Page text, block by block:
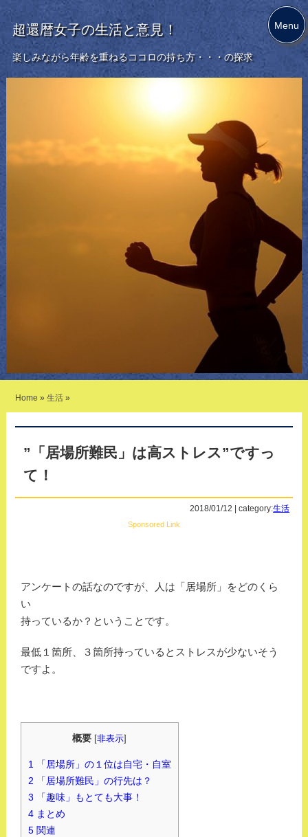
超還暦女子の生活と意見！
楽しみながら年齢を重ねるココロの持ち方・・・の探求
Home » 生活 »
”「居場所難民」は高ストレス”ですっ
て！
2018/01/12 | category:生活
Sponsored Link
アンケートの話なのですが、人は「居場所」をどのくら
い
持っているか？ということです。
最低１箇所、３箇所持っているとストレスが少ないそう
ですよ。
概要 [非表示]
1「居場所」の１位は自宅・自室
2 「居場所難民」の行先は？
3 「趣味」もとても大事！
4まとめ
5関連
Menu